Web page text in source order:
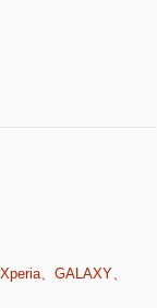
、GALAXY、